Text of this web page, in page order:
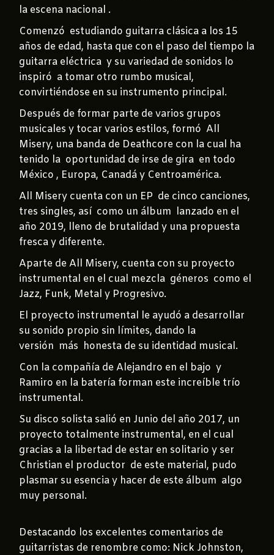
la escena nacional .
Comenzó estudiando guitarra clásica a los 15
años de edad, hasta que con el paso del tiempo la
guitarra eléctrica y su variedad de sonidos lo
inspiró a tomar otro rumbo musical,
convirtiéndose en su instrumento principal.
Después de formar parte de varios grupos
musicales y tocar varios estilos, formó All
Misery, una banda de Deathcore con la cual ha
tenido la oportunidad de irse de gira en todo
México , Europa, Canadá y Centroamérica.
All Misery cuenta con un EP de cinco canciones,
tres singles, así como un álbum lanzado en el
año 2019, lleno de brutalidad y una propuesta
fresca y diferente.
Aparte de All Misery, cuenta con su proyecto
instrumental en el cual mezcla géneros como el
Jazz, Funk, Metal y Progresivo.
El proyecto instrumental le ayudó a desarrollar
su sonido propio sin límites, dando la
versión más honesta de su identidad musical.
Con la compañía de Alejandro en el bajo y
Ramiro en la batería forman este increíble trío
instrumental.
Su disco solista salió en Junio del año 2017, un
proyecto totalmente instrumental, en el cual
gracias a la libertad de estar en solitario y ser
Christian el productor de este material, pudo
plasmar su esencia y hacer de este álbum algo
muy personal.
Destacando los excelentes comentarios de
guitarristas de renombre como: Nick Johnston,